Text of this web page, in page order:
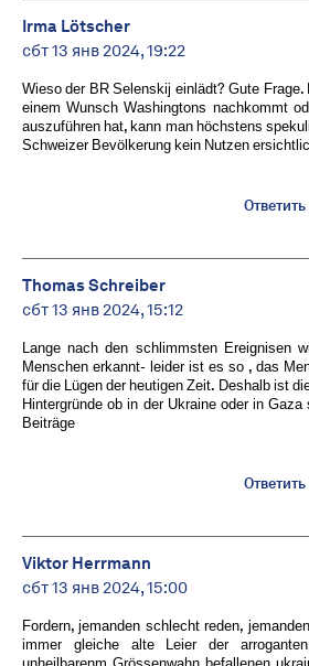
Irma Lötscher
сбт 13 янв 2024, 19:22
Wieso der BR Selenskij einlädt? Gute Frage.
einem Wunsch Washingtons nachkommt
auszuführen hat, kann man höchstens
Schweizer Bevölkerung kein Nutzen
Thomas Schreiber
сбт 13 янв 2024, 15:12
Lange nach den schlimmsten Ereignisen
Menschen erkannt- leider ist es so , das
für die Lügen der heutigen Zeit. Deshalb ist
Hintergründe ob in der Ukraine oder in
Beiträge
Viktor Herrmann
сбт 13 янв 2024, 15:00
Fordern, jemanden schlecht reden,
immer gleiche alte Leier der